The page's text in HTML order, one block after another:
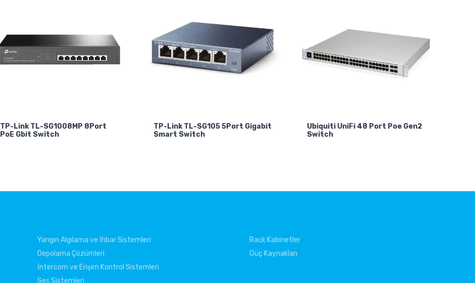
TP-Link TL-SG1008MP 8Port
PoE Gbit Switch
TP-Link TL-SG105 5Port Gigabit
Smart Switch
Ubiquiti UniFi 48 Port Poe Gen2
Switch
Yangın Algılama ve İhbar Sistemleri
Depolama Çözümleri
İntercom ve Erişim Kontrol Sistemleri
Ses Sistemleri
Rack Kabinetler
Güç Kaynakları